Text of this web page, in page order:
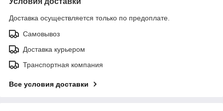
Доставка осуществляется только по предоплате.
Самовывоз
Доставка курьером
Транспортная компания
Все условия доставки